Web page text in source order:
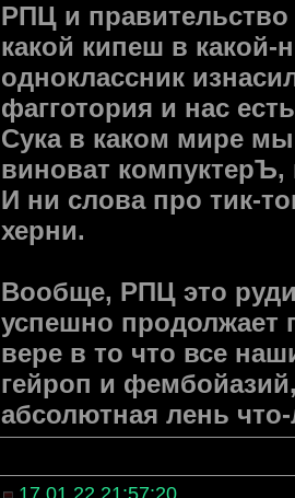
РПЦ и правительство
какой кипеш в какой-
одноклассник
фагготория и нас
Сука в каком мире
виноват
И ни слова про тик-
херни.
Вообще, РПЦ это
успешно продолжает
вере в то что все
гейроп и
абсолютная лень
17.01.22 21:57:20